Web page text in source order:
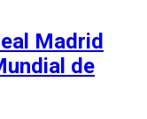
Madrid
de